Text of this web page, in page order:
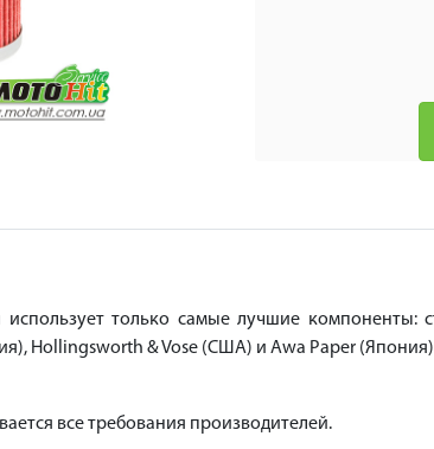
только самые лучшие компоненты:
Hollingsworth & Vose (США) и Awa Paper
все требования производителей.